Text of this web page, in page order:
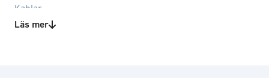
Kablar
Maskininlärning/djupinlärning
Läs mer